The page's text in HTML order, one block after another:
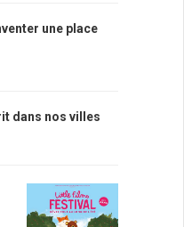
une place
dans nos villes